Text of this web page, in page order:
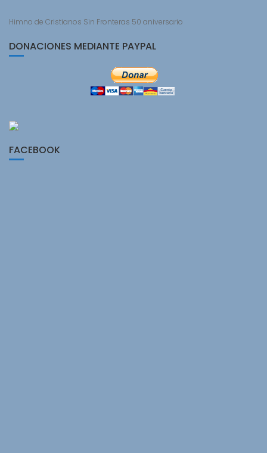
Himno de Cristianos Sin Fronteras 50 aniversario
DONACIONES MEDIANTE PAYPAL
FACEBOOK